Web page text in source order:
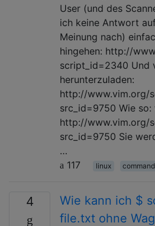
User (und des
ich keine Antwort
Meinung nach)
hingehen: http://
script_id=2340 Und
herunterzuladen:
http://www.vim.org/
src_id=9750 Wie so:
http://www.vim.org/
src_id=9750 Sie
…
117
linux
4
Wie kann ich $
file.txt ohne